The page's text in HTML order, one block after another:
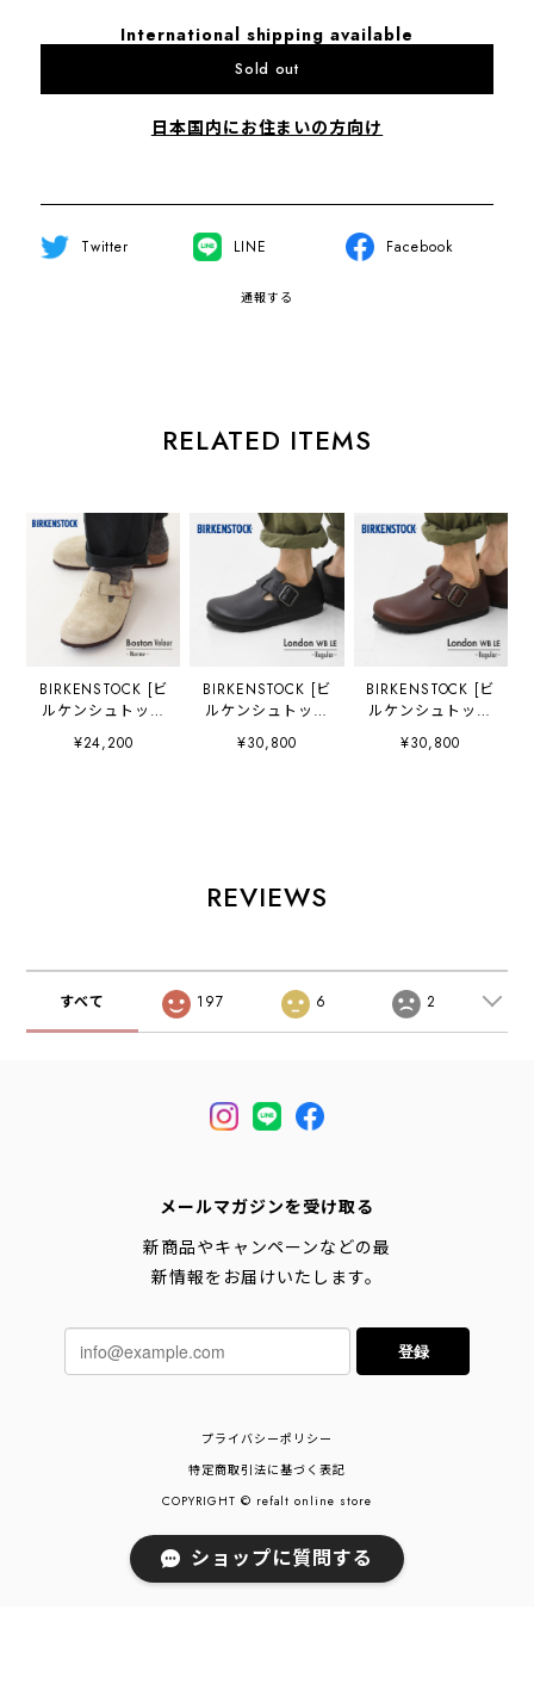
International shipping available
Sold out
日本国内にお住まいの方向け
Twitter LINE Facebook
通報する
RELATED ITEMS
BIRKENSTOCK [ビ
ルケンシュトック
正規販売店]
Boston VL -
¥24,200
BIRKENSTOCK [ビ
ルケンシュトック
正規販売店]
London WB LE -
ザー・スエードシ
ューズ・MEN'S
¥30,800
BIRKENSTOCK [ビ
ルケンシュトック
正規販売店]
London WB LE -
ーズ・シームレ
ス・MEN'S
[2026SS]
¥30,800
REVIEWS
すべて 197 6 2
メールマガジンを受け取る
新商品やキャンペーンなどの最
新情報をお届けいたします。
登録
プライバシーポリシー
特定商取引法に基づく表記
COPYRIGHT © refalt online store
ショップに質問する